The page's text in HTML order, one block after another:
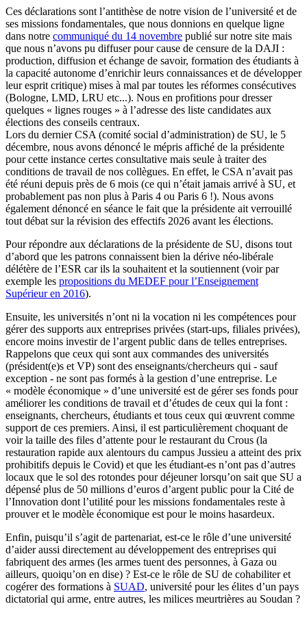
Ces déclarations sont l’antithèse de notre vision de l’université et de
ses missions fondamentales, que nous donnions en quelque ligne
dans notre communiqué du 14 novembre publié sur notre site mais
que nous n’avons pu diffuser pour cause de censure de la DAJI :
production, diffusion et échange de savoir, formation des étudiants à
la capacité autonome d’enrichir leurs connaissances et de développer
leur esprit critique) mises à mal par toutes les réformes consécutives
(Bologne, LMD, LRU etc...). Nous en profitions pour dresser
quelques « lignes rouges » à l’adresse des liste candidates aux
élections des conseils centraux.
Lors du dernier CSA (comité social d’administration) de SU, le 5
décembre, nous avons dénoncé le mépris affiché de la présidente
pour cette instance certes consultative mais seule à traiter des
conditions de travail de nos collègues. En effet, le CSA n’avait pas
été réuni depuis près de 6 mois (ce qui n’était jamais arrivé à SU, et
probablement pas non plus à Paris 4 ou Paris 6 !). Nous avons
également dénoncé en séance le fait que la présidente ait verrouillé
tout débat sur la révision des effectifs 2026 avant les élections.
Pour répondre aux déclarations de la présidente de SU, disons tout
d’abord que les patrons connaissent bien la dérive néo-libérale
délétère de l’ESR car ils la souhaitent et la soutiennent (voir par
exemple les propositions du MEDEF pour l’Enseignement
Supérieur en 2016).
Ensuite, les universités n’ont ni la vocation ni les compétences pour
gérer des supports aux entreprises privées (start-ups, filiales privées),
encore moins investir de l’argent public dans de telles entreprises.
Rappelons que ceux qui sont aux commandes des universités
(président(e)s et VP) sont des enseignants/chercheurs qui - sauf
exception - ne sont pas formés à la gestion d’une entreprise. Le
« modèle économique » d’une université est de gérer ses fonds pour
améliorer les conditions de travail et d’études de ceux qui la font :
enseignants, chercheurs, étudiants et tous ceux qui œuvrent comme
support de ces premiers. Ainsi, il est particulièrement choquant de
voir la taille des files d’attente pour le restaurant du Crous (la
restauration rapide aux alentours du campus Jussieu a atteint des prix
prohibitifs depuis le Covid) et que les étudiant-es n’ont pas d’autres
locaux que le sol des rotondes pour déjeuner lorsqu’on sait que SU a
dépensé plus de 50 millions d’euros d’argent public pour la Cité de
l’Innovation dont l’utilité pour les missions fondamentales reste à
prouver et le modèle économique est pour le moins hasardeux.
Enfin, puisqu’il s’agit de partenariat, est-ce le rôle d’une université
d’aider aussi directement au développement des entreprises qui
fabriquent des armes (les armes tuent des personnes, à Gaza ou
ailleurs, quoiqu’on en dise) ? Est-ce le rôle de SU de cohabiliter et
cogérer des formations à SUAD, université pour les élites d’un pays
dictatorial qui arme, entre autres, les milices meurtrières au Soudan ?